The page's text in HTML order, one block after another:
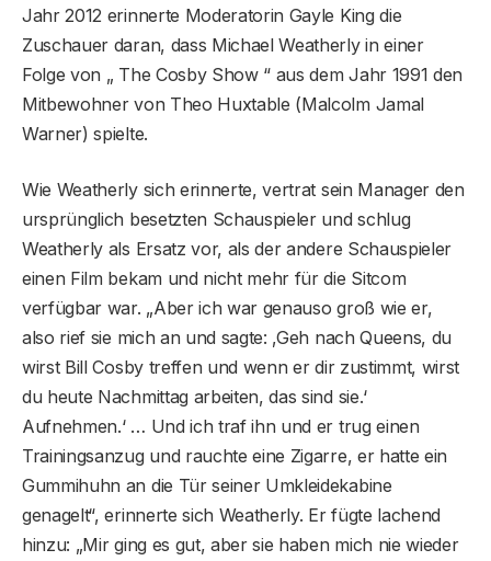
Jahr 2012 erinnerte Moderatorin Gayle King die
Zuschauer daran, dass Michael Weatherly in einer
Folge von „ The Cosby Show “ aus dem Jahr 1991 den
Mitbewohner von Theo Huxtable (Malcolm Jamal
Warner) spielte.
Wie Weatherly sich erinnerte, vertrat sein Manager den
ursprünglich besetzten Schauspieler und schlug
Weatherly als Ersatz vor, als der andere Schauspieler
einen Film bekam und nicht mehr für die Sitcom
verfügbar war. „Aber ich war genauso groß wie er,
also rief sie mich an und sagte: ‚Geh nach Queens, du
wirst Bill Cosby treffen und wenn er dir zustimmt, wirst
du heute Nachmittag arbeiten, das sind sie.‘
Aufnehmen.‘ … Und ich traf ihn und er trug einen
Trainingsanzug und rauchte eine Zigarre, er hatte ein
Gummihuhn an die Tür seiner Umkleidekabine
genagelt“, erinnerte sich Weatherly. Er fügte lachend
hinzu: „Mir ging es gut, aber sie haben mich nie wieder